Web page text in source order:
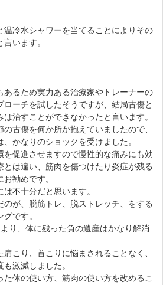
温冷水シャワーを当てることによりその
います。
あるため実力ある治療家やトレーナーの
ローチを試したそうですが、結局古傷と
治すことができなかったと言います。
古傷を何か所か抱えていましたので、
かなりのショックを受けました。
を促進させますので慢性的な痛みにも効
は違い、筋肉を傷つけたり炎症が残る
勧めです。
不十分だと思います。
のが、脱筋トレ、脱ストレッチ、をする
です。
り、体に残った負の遺産はかなり解消
こり、首こりに悩まされることなく、
激減しました。
体の使い方、筋肉の使い方を改めるこ